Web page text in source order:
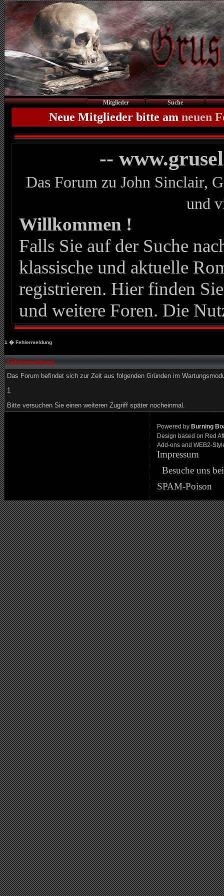
Mitglieder Suche
Neue Mitglieder bitte am neuen
--
Das Forum zu John Sinclair,
und
Willkommen !
Falls Sie auf der Suche
klassische und aktuelle
registrieren. Hier finden
und weitere Foren. Die
1 � Fehlermeldung
Fehlermeldung
Das Forum befindet sich zur Zeit aus folgenden Gründen im
1
Bitte versuchen Sie einen weiteren Zugriff später nocheinmal.
Powered by Burning
Design based on Red
Add-ons and WEB2-
Impressum
Besuche uns
SPAM-Poison